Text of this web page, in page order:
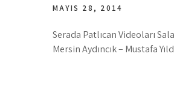
MAYIS 28, 2014
Serada Patlıcan Videoları
Mersin Aydıncık – Mustafa